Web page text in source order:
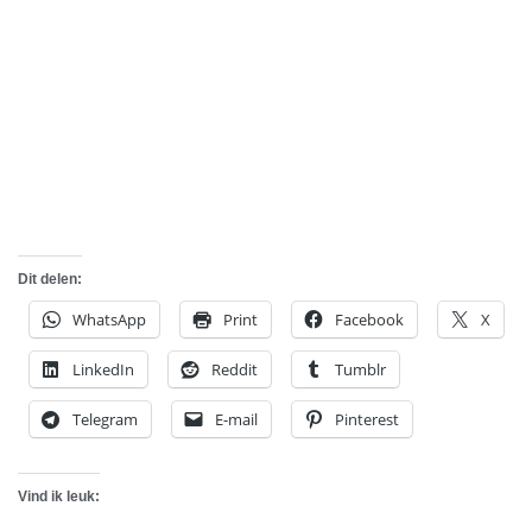
Dit delen:
WhatsApp Print Facebook X
LinkedIn Reddit Tumblr
Telegram E-mail Pinterest
Vind ik leuk: